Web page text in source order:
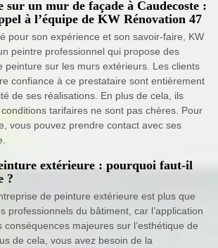
sur un mur de façade à Caudecoste :
à l’équipe de KW Rénovation 47
pour son expérience et son savoir-faire, KW
peintre professionnel qui propose des
peinture sur les murs extérieurs. Les clients
confiance à ce prestataire sont entièrement
de ses réalisations. En plus de cela, ils
tarifaires ne sont pas chères. Pour
vous pouvez prendre contact avec ses
extérieure : pourquoi faut-il
?
de peinture extérieure est plus que
professionnels du bâtiment, car l’application
majeures sur l’esthétique de
de cela, vous avez besoin de la